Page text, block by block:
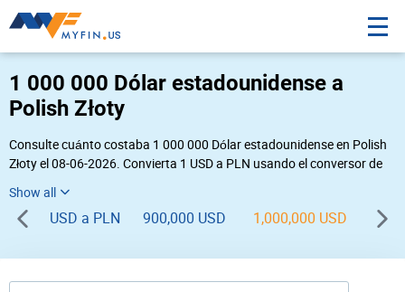
1 000 000 Dólar estadounidense a
Polish Złoty
Consulte cuánto costaba 1 000 000 Dólar estadounidense en Polish
Złoty el 08-06-2026. Convierta 1 USD a PLN usando el conversor de
«PLN USD
USD a PLN 900,000 USD 1,000,000 USD